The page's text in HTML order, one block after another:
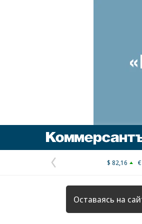
Предыдущая
страница
$ 82,16
Оставаясь на